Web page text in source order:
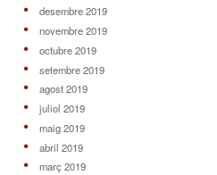
desembre 2019
novembre 2019
octubre 2019
setembre 2019
agost 2019
juliol 2019
maig 2019
abril 2019
març 2019